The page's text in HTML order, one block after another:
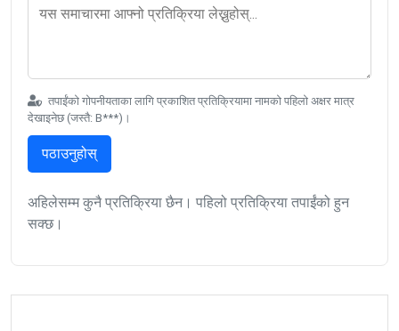
तपाईंको गोपनीयताका लागि प्रकाशित प्रतिक्रियामा नामको पहिलो अक्षर मात्र
देखाइनेछ (जस्तै: B***)।
पठाउनुहोस्
अहिलेसम्म कुनै प्रतिक्रिया छैन। पहिलो प्रतिक्रिया तपाईंको हुन
सक्छ।